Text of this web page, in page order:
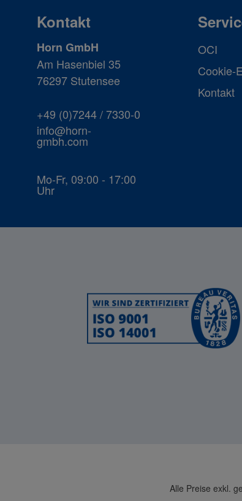
Kontakt
Horn GmbH
Am Hasenbiel 35
76297 Stutensee
+49 (0)7244 / 7330-0
info@horn-
gmbh.com
Mo-Fr, 09:00 - 17:00
Uhr
OCI
Cookie-
Kontakt
Alle Preise exkl.